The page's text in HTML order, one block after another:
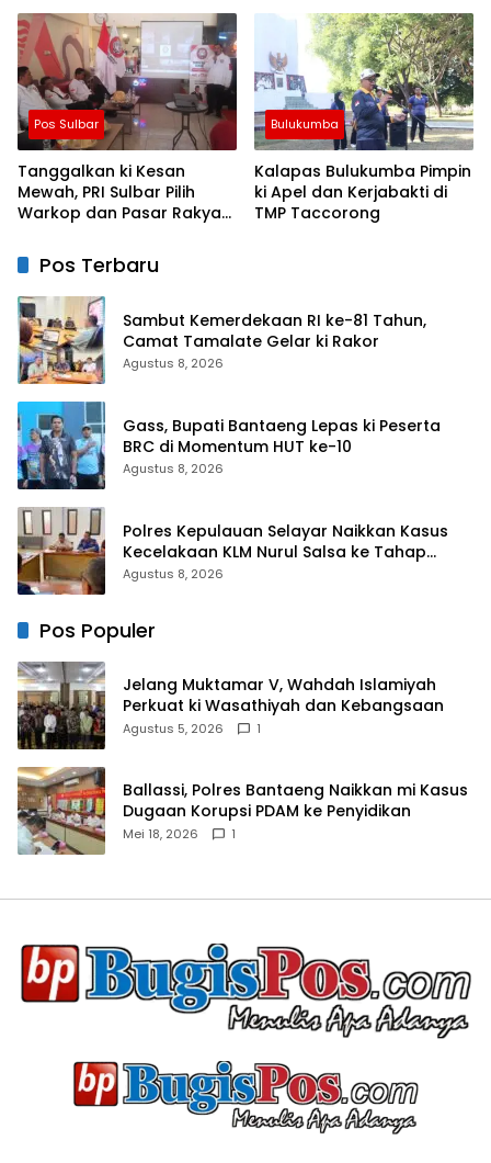
Pos Sulbar
Tanggalkan ki Kesan
Mewah, PRI Sulbar Pilih
Warkop dan Pasar Rakyat
Bulukumba
Kalapas Bulukumba Pimpin
ki Apel dan Kerjabakti di
TMP Taccorong
Pos Terbaru
Sambut Kemerdekaan RI ke-81 Tahun,
Camat Tamalate Gelar ki Rakor
Agustus 8, 2026
Gass, Bupati Bantaeng Lepas ki Peserta
BRC di Momentum HUT ke-10
Agustus 8, 2026
Polres Kepulauan Selayar Naikkan Kasus
Kecelakaan KLM Nurul Salsa ke Tahap
Penyidikan
Agustus 8, 2026
Pos Populer
Jelang Muktamar V, Wahdah Islamiyah
Perkuat ki Wasathiyah dan Kebangsaan
Agustus 5, 2026 1
Ballassi, Polres Bantaeng Naikkan mi Kasus
Dugaan Korupsi PDAM ke Penyidikan
Mei 18, 2026 1